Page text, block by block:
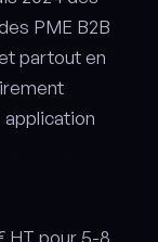
PME B2B
partout en
HT pour 5-8